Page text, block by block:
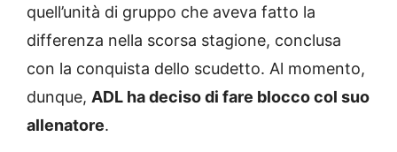
quell’unità di gruppo che aveva fatto la
differenza nella scorsa stagione, conclusa
con la conquista dello scudetto. Al momento,
dunque, ADL ha deciso di fare blocco col suo
allenatore.